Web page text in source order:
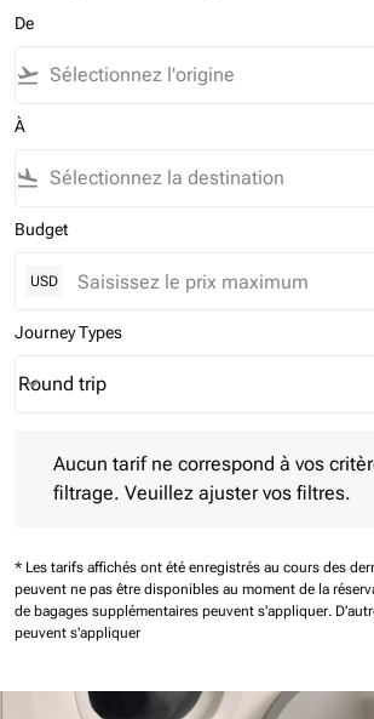
De
flight_takeoff
À
flight_land
Budget
USD
Journey Types
Journey Types option Round trip Selected
Round trip
keyboard_arrow_down
Aucun tarif ne correspond à vos
filtrage. Veuillez ajuster vos filtres.
* Les tarifs affichés ont été enregistrés au cours des
peuvent ne pas être disponibles au moment de la
de bagages supplémentaires peuvent s'appliquer.
peuvent s'appliquer